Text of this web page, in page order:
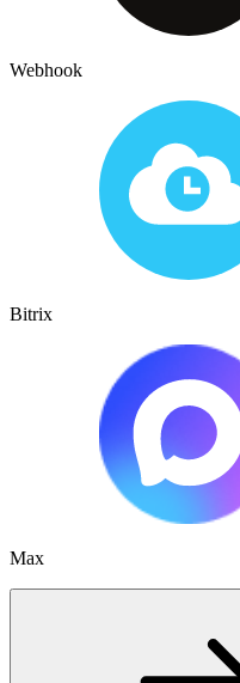
Webhook
Bitrix
Max